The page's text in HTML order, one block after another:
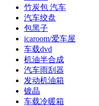
竹炭包 汽车
汽车绞盘
包黑子
icaroom/爱车屋
车载dvd
机油半合成
汽车雨刮器
发动机油箱
镀晶
车载冷暖箱